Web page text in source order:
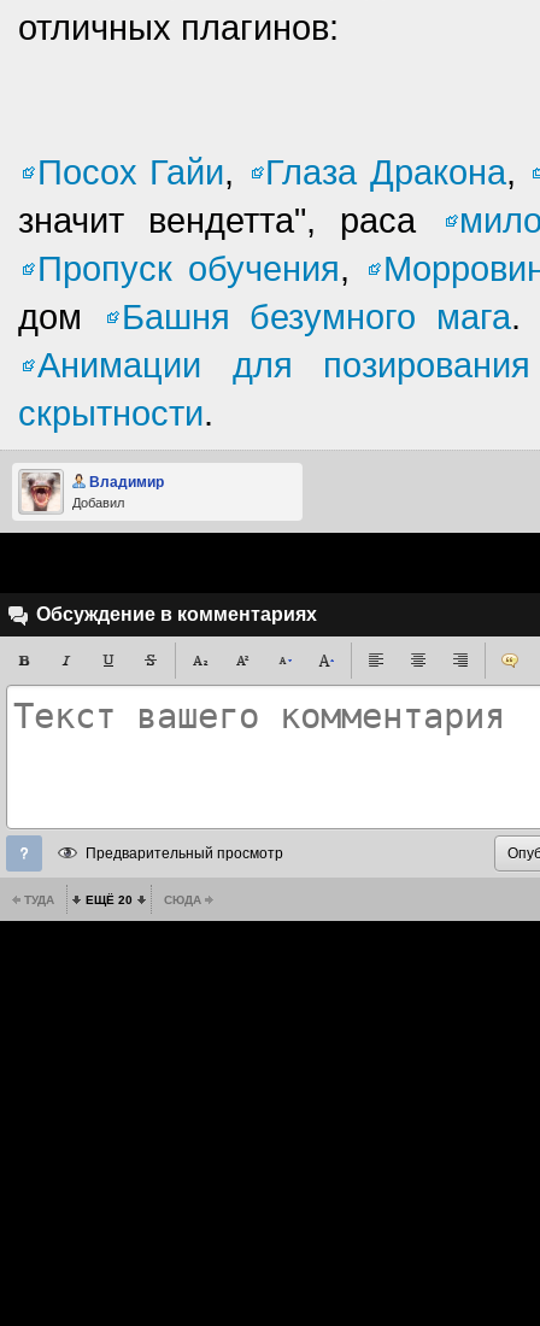
отличных плагинов:
Посох Гайи, Глаза Дракона,
значит вендетта", раса
Пропуск обучения,
дом
Башня безумного мага.
Анимации для позирования
скрытности.
Владимир
Добавил
Обсуждение в комментариях
Предварительный просмотр
ТУДА ЕЩЁ 20 СЮДА